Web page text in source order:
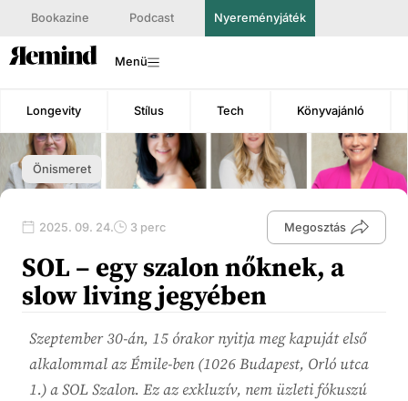
Bookazine Podcast Nyereményjáték
Menü
Longevity Stílus Tech Könyvajánló
Önismeret
2025. 09. 24. 3 perc Megosztás
SOL – egy szalon nőknek, a
slow living jegyében
Szeptember 30-án, 15 órakor nyitja meg kapuját első
alkalommal az Émile-ben (1026 Budapest, Orló utca
1.) a SOL Szalon. Ez az exkluzív, nem üzleti fókuszú